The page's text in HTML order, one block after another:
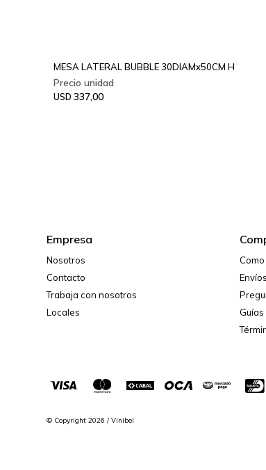
MESA LATERAL BUBBLE 30DIAMx50CM H
USD 337,00
Empresa
Nosotros
Contacto
Trabaja con nosotros
Locales
© Copyright 2026 / Vinibel